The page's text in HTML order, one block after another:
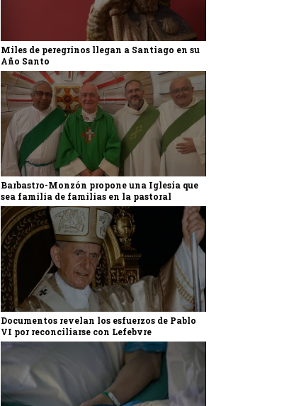
Miles de peregrinos llegan a Santiago en su
Año Santo
Barbastro-Monzón propone una Iglesia que
sea familia de familias en la pastoral
Documentos revelan los esfuerzos de Pablo
VI por reconciliarse con Lefebvre